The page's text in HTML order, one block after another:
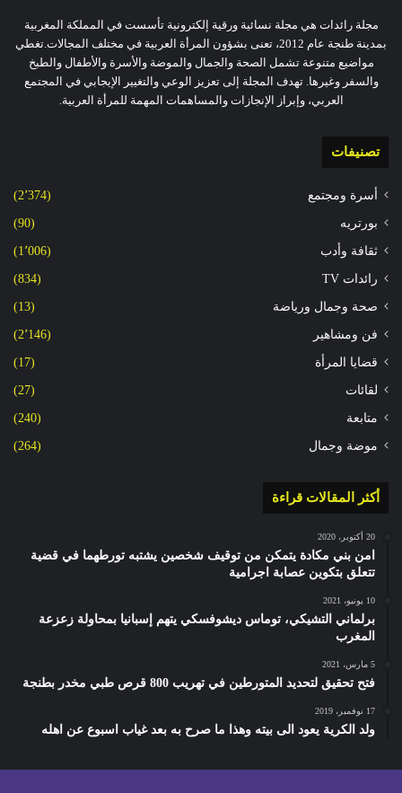
مجلة رائدات هي مجلة نسائية ورقية إلكترونية تأسست في المملكة المغربية
بمدينة طنجة عام 2012، تعنى بشؤون المرأة العربية في مختلف المجالات.تغطي
مواضيع متنوعة تشمل الصحة والجمال والموضة والأسرة والأطفال والطبخ
والسفر وغيرها. تهدف المجلة إلى تعزيز الوعي والتغيير الإيجابي في المجتمع
العربي، وإبراز الإنجازات والمساهمات المهمة للمرأة العربية.
تصنيفات
أسرة ومجتمع (2٬374)
بورتريه (90)
ثقافة وأدب (1٬006)
رائدات TV (834)
صحة وجمال ورياضة (13)
فن ومشاهير (2٬146)
قضايا المرأة (17)
لقائات (27)
متابعة (240)
موضة وجمال (264)
أكثر المقالات قراءة
20 أكتوبر، 2020
امن بني مكادة يتمكن من توقيف شخصين يشتبه تورطهما في قضية
تتعلق بتكوين عصابة اجرامية
10 يونيو، 2021
برلماني التشيكي، توماس ديشوفسكي يتهم إسبانيا بمحاولة زعزعة
المغرب
5 مارس، 2021
فتح تحقيق لتحديد المتورطين في تهريب 800 قرص طبي مخدر بطنجة
17 نوفمبر، 2019
ولد الكرية يعود الى بيته وهذا ما صرح به بعد غياب اسبوع عن اهله